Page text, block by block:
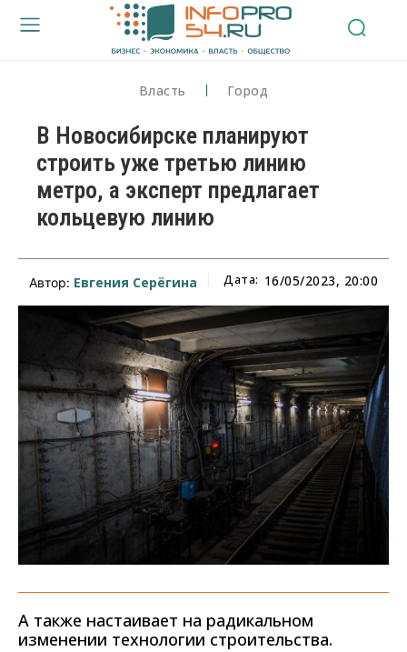
Власть Город
В Новосибирске планируют
строить уже третью линию
метро, а эксперт предлагает
кольцевую линию
Автор: Евгения Серёгина Дата: 16/05/2023, 20:00
А также настаивает на радикальном
изменении технологии строительства.